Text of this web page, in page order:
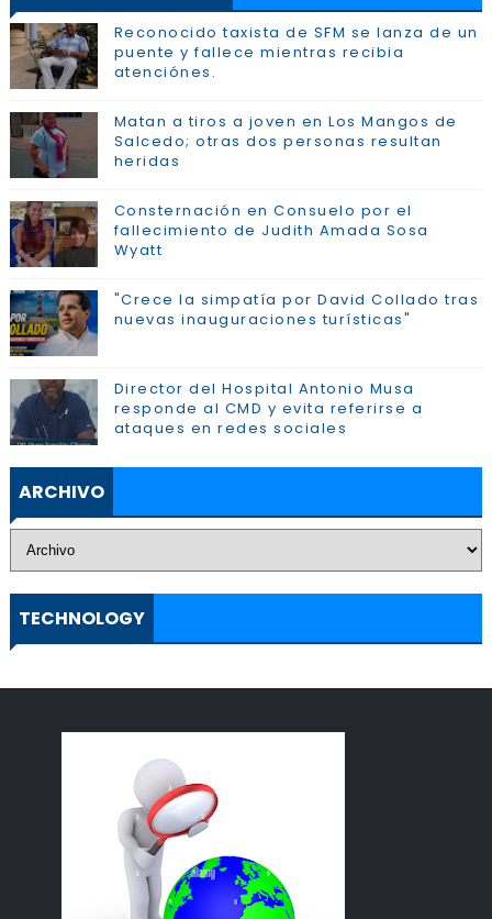
Reconocido taxista de SFM se lanza de un
puente y fallece mientras recibia
atenciónes.
Matan a tiros a joven en Los Mangos de
Salcedo; otras dos personas resultan
heridas
Consternación en Consuelo por el
fallecimiento de Judith Amada Sosa
Wyatt
"Crece la simpatía por David Collado tras
nuevas inauguraciones turísticas"
Director del Hospital Antonio Musa
responde al CMD y evita referirse a
ataques en redes sociales
ARCHIVO
TECHNOLOGY